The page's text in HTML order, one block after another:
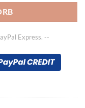
Express. --